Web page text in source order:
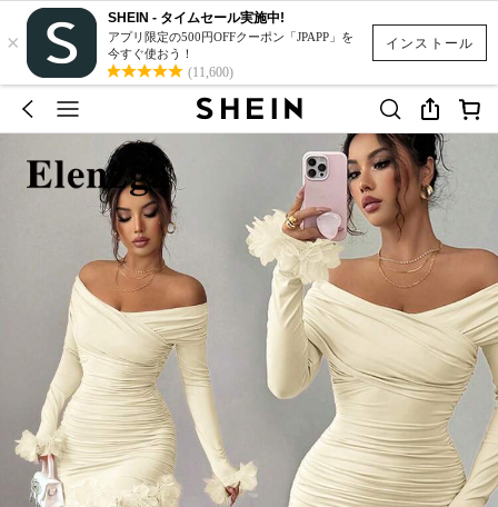
インストール
×
SHEIN - タイムセール実施中!
アプリ限定の500円OFFクーポン「JPAPP」を
今すぐ使おう！
(11,600)